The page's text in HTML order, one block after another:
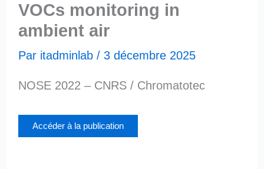
VOCs monitoring in
ambient air
Par itadminlab / 3 décembre 2025
NOSE 2022 – CNRS / Chromatotec
Accéder à la publication